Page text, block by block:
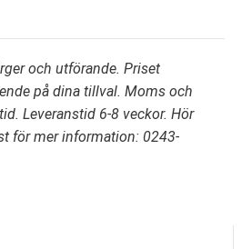
och utförande. Priset
på dina tillval. Moms och
Leveranstid 6-8 veckor. Hör
för mer information: 0243-